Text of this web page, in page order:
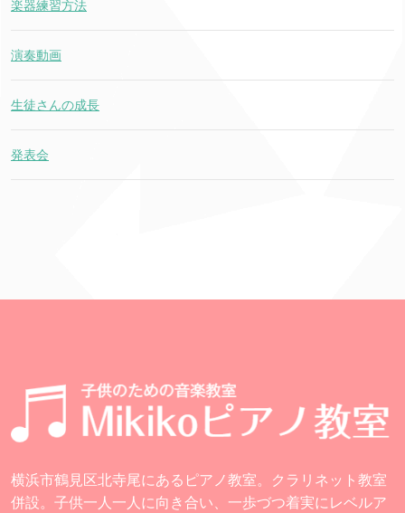
楽器練習方法
演奏動画
生徒さんの成長
発表会
横浜市鶴見区北寺尾にあるピアノ教室。クラリネット教室
併設。子供一人一人に向き合い、一歩づつ着実にレベルア